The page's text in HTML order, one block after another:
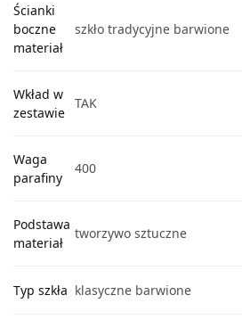
Ścianki
boczne
materiał
szkło tradycyjne barwione
Wkład w
zestawie
TAK
Waga
parafiny
400
Podstawa
materiał
tworzywo sztuczne
Typ szkła klasyczne barwione